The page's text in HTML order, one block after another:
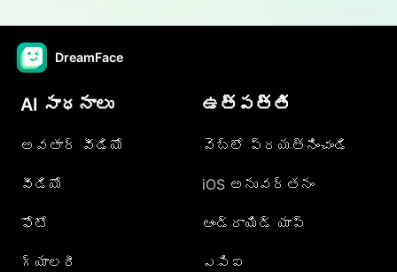
DreamFace
AI సాధనాలు
అవతార్ వీడియో
వీడియో
ఫోటో
గ్యాలరీ
ఉత్పత్తి
వెబ్లో ప్రయత్నించండి
iOS అనువర్తనం
ఆండ్రాయిడ్ యాప్
ఎపిఐ